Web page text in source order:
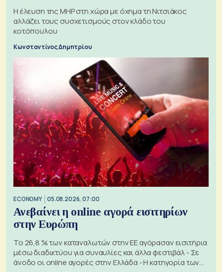
H έλευση της MHP στη χώρα με όχημα τη Νιτσιάκος
αλλάζει τους συσχετισμούς στον κλάδο του
κοτόπουλου
Κωνσταντίνος Δημητρίου
ECONOMY 05.08.2026, 07:00
Ανεβαίνει η online αγορά εισιτηρίων
στην Ευρώπη
Το 26,8 % των καταναλωτών στην ΕΕ αγόρασαν εισιτήρια
μέσω διαδικτύου για συναυλίες και άλλα φεστιβάλ - Σε
άνοδο οι online αγορές στην Ελλάδα - Η κατηγορία των